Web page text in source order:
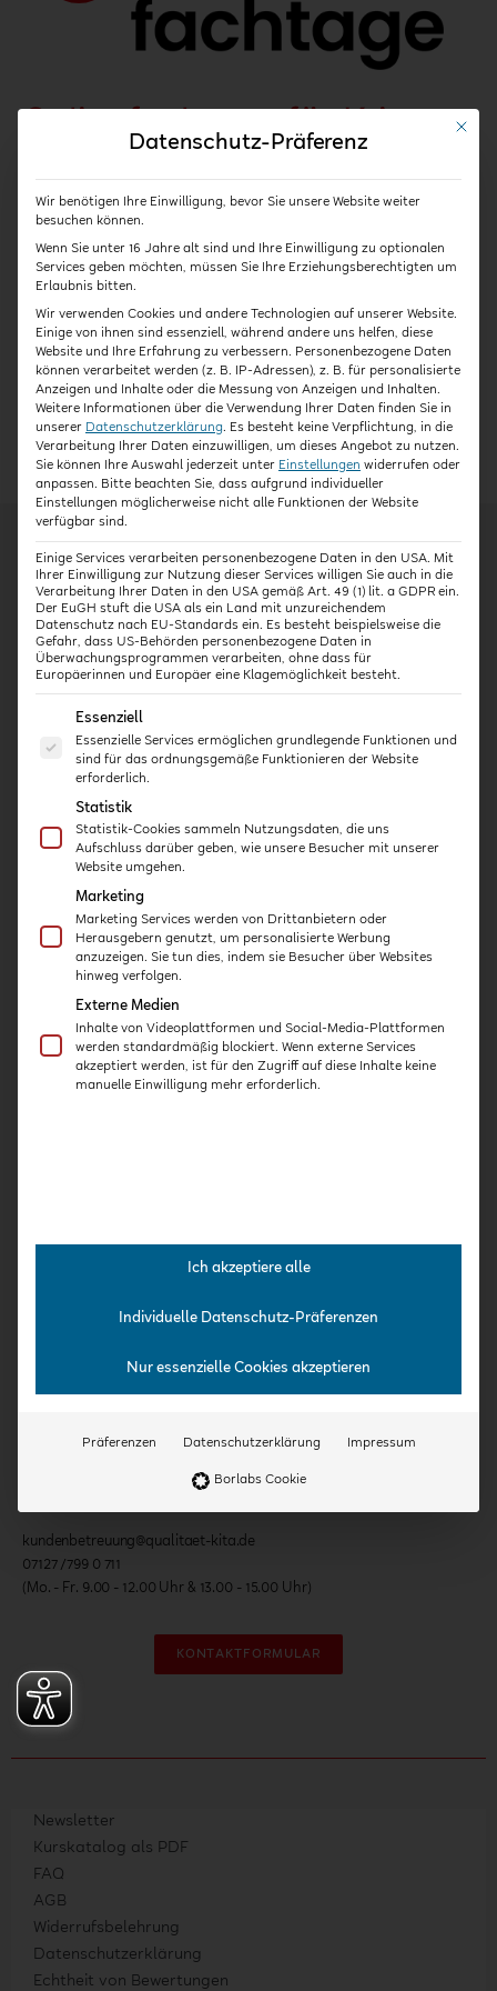
Onlinefachtage für Krippe,
Neben der QiK Online-Akademie und dem Kita-
Onlinekongress veranstalten wir jährlich
unsere Onlinefachtage. In diesem Jahr kehren die
Onlinefachtage mit einem frischen Look und
überarbeitetem Konzept zurück! Künftig gestalten wir
unsere […]
Weiterlesen
Kurse
Kita-Häppchen
Expert:innen-Interviews
Praxis-Kurse
Intensiv-Kurse
Über uns
Konzept
Für Einrichtungen & Träger
Qualifizierung
Kooperationspartner
Expert:innen
Aktuelles
Onlineakademie GmbH
kundenbetreuung@qualitaet-kita.de
07127 /799 0 711
(Mo. - Fr. 9.00 - 12.00 Uhr & 13.00 - 15.00 Uhr)
KONTAKTFORMULAR
Newsletter
Kurskatalog als PDF
FAQ
AGB
Widerrufsbelehrung
Datenschutzerklärung
Echtheit von Bewertungen
Mit
Datenschutz-Präferenz
Wir benötigen Ihre Einwilligung, bevor Sie unsere Website weiter
besuchen können.
Wenn Sie unter 16 Jahre alt sind und Ihre Einwilligung zu optionalen
Services geben möchten, müssen Sie Ihre Erziehungsberechtigten um
Erlaubnis bitten.
Wir verwenden Cookies und andere Technologien auf unserer Website.
Einige von ihnen sind essenziell, während andere uns helfen, diese
Website und Ihre Erfahrung zu verbessern. Personenbezogene Daten
können verarbeitet werden (z. B. IP-Adressen), z. B. für personalisierte
Anzeigen und Inhalte oder die Messung von Anzeigen und Inhalten.
Weitere Informationen über die Verwendung Ihrer Daten finden Sie in
unserer Datenschutzerklärung. Es besteht keine Verpflichtung, in die
Verarbeitung Ihrer Daten einzuwilligen, um dieses Angebot zu nutzen.
Sie können Ihre Auswahl jederzeit unter Einstellungen widerrufen oder
anpassen. Bitte beachten Sie, dass aufgrund individueller
Einstellungen möglicherweise nicht alle Funktionen der Website
verfügbar sind.
Einige Services verarbeiten personenbezogene Daten in den USA. Mit
Ihrer Einwilligung zur Nutzung dieser Services willigen Sie auch in die
Verarbeitung Ihrer Daten in den USA gemäß Art. 49 (1) lit. a GDPR ein.
Der EuGH stuft die USA als ein Land mit unzureichendem
Datenschutz nach EU-Standards ein. Es besteht beispielsweise die
Gefahr, dass US-Behörden personenbezogene Daten in
Überwachungsprogrammen verarbeiten, ohne dass für
Europäerinnen und Europäer eine Klagemöglichkeit besteht.
Es folgt eine Liste der Service-Gruppen, für die eine
Essenziell
Essenzielle Services ermöglichen grundlegende Funktionen und
sind für das ordnungsgemäße Funktionieren der Website
erforderlich.
Statistik
Statistik-Cookies sammeln Nutzungsdaten, die uns
Aufschluss darüber geben, wie unsere Besucher mit unserer
Website umgehen.
Marketing
Marketing Services werden von Drittanbietern oder
Herausgebern genutzt, um personalisierte Werbung
anzuzeigen. Sie tun dies, indem sie Besucher über Websites
hinweg verfolgen.
Externe Medien
Inhalte von Videoplattformen und Social-Media-Plattformen
werden standardmäßig blockiert. Wenn externe Services
akzeptiert werden, ist für den Zugriff auf diese Inhalte keine
manuelle Einwilligung mehr erforderlich.
Ich akzeptiere alle
Individuelle Datenschutz-Präferenzen
Nur essenzielle Cookies akzeptieren
Präferenzen Datenschutzerklärung Impressum
Borlabs Cookie